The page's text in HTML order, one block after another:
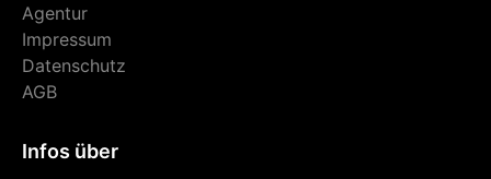
Agentur
Impressum
Datenschutz
AGB
Infos über